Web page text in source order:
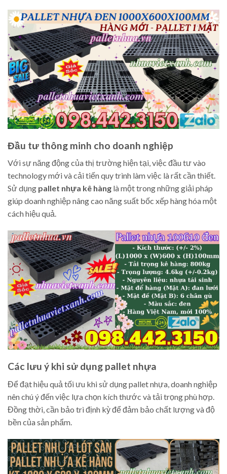
Đầu tư thông minh cho doanh nghiệp
Với sự năng động của thị trường hiện tại, việc đầu tư vào
technology mới và cải tiến quy trình làm việc là rất cần thiết.
Sử dụng pallet nhựa kê hàng là một trong những giải pháp
giúp doanh nghiệp nâng cao năng suất bốc xếp hàng hóa một
cách hiệu quả.
Các lưu ý khi sử dụng pallet nhựa
Để đạt hiệu quả tối ưu khi sử dụng pallet nhựa, doanh nghiệp
nên chú ý đến việc lựa chọn kích thước và tải trọng phù hợp.
Đồng thời, cần bảo trì định kỳ để đảm bảo chất lượng và độ
bền của sản phẩm.